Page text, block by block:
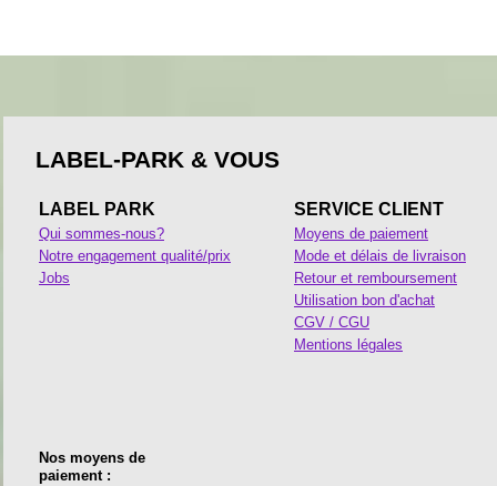
LABEL-PARK & VOUS
LABEL PARK
Qui sommes-nous?
Notre engagement qualité/prix
Jobs
SERVICE CLIENT
Moyens de paiement
Mode et délais de livraison
Retour et remboursement
Utilisation bon d'achat
CGV / CGU
Mentions légales
Nos moyens de
paiement :